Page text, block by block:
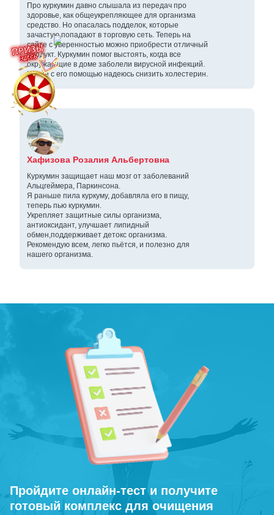
Про куркумин давно слышала из передач про
здоровье, как общеукрепляющее для организма
средство. Но опасалась подделок, которые
зачастую попадают в торговую сеть. Теперь на
сайте с уверенностью можно приобрести отличный
продукт. Куркумин помог выстоять, когда все
окружающие в доме заболели вирусной инфекций.
И ещё с его помощью надеюсь снизить холестерин.
Хафизова Розалия Альбертовна
Куркумин защищает наш мозг от заболеваний
Альцгеймера, Паркинсона.
Я раньше пила куркуму, добавляла его в пищу,
теперь пью куркумин.
Укрепляет защитные силы организма,
антиоксидант, улучшает липидный
обмен,поддерживает детокс организма.
Рекомендую всем, легко пьётся, и полезно для
нашего организма.
Пройдите онлайн-тест и получите
готовый комплекс для очищения